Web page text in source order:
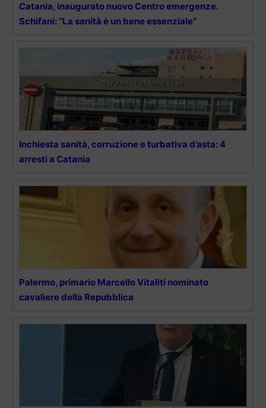
Catania, inaugurato nuovo Centro emergenze.
Schifani: “La sanità è un bene essenziale”
Inchiesta sanità, corruzione e turbativa d’asta: 4
arresti a Catania
Palermo, primario Marcello Vitaliti nominato
cavaliere della Repubblica